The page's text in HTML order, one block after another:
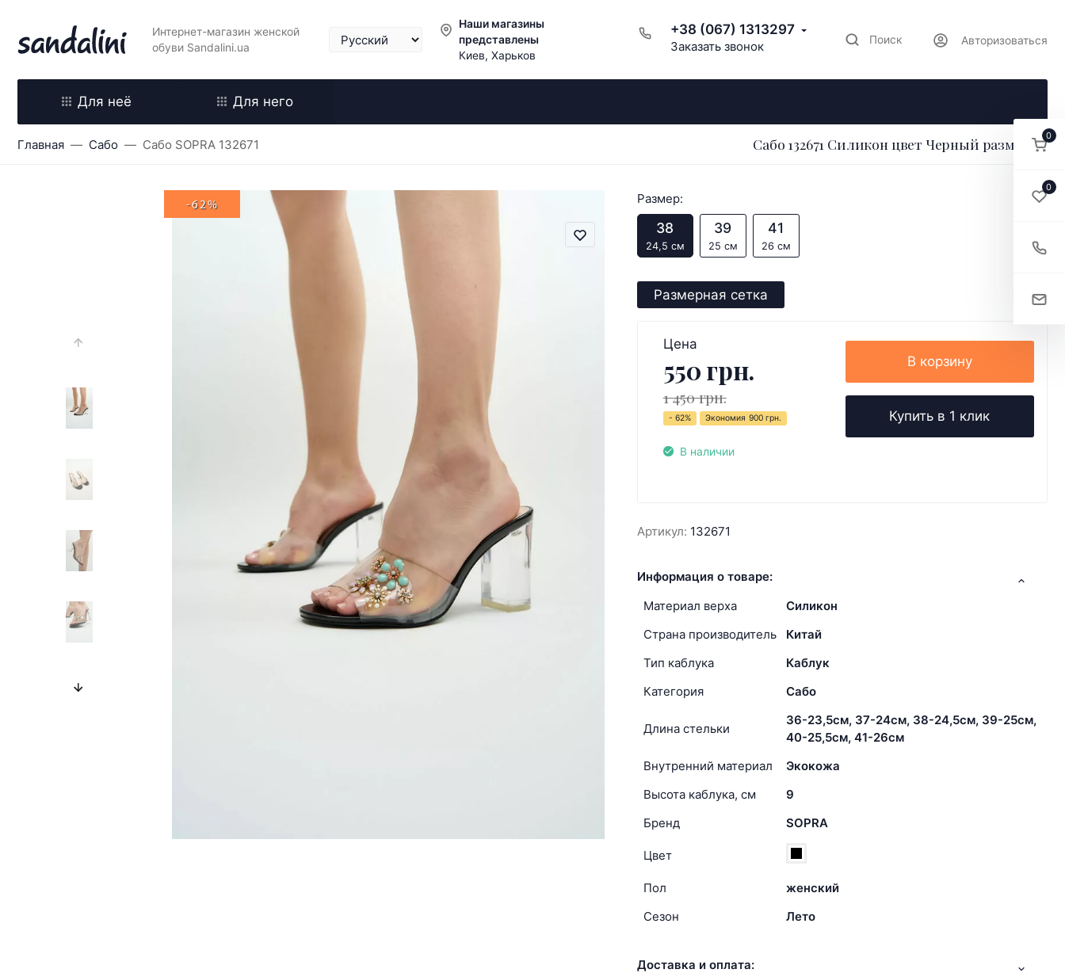
Интернет-магазин женской
обуви Sandalini.ua
Наши магазины
представлены
Киев, Харьков
+38 (067) 1313297
Заказать звонок Поиск Авторизоваться
Для неё Для него
Главная Сабо Сабо SOPRA 132671 Сабо 132671 Силикон цвет Черный размер 38
-62% Размер:
38
24,5 см
39
25 см
41
26 см
Размерная сетка
Цена
550 грн.
1 450 грн.
- 62% Экономия 900 грн.
В наличии
В корзину
Купить в 1 клик
Артикул: 132671
Информация о товаре:
Материал верха
Силикон
Страна производитель
Китай
Тип каблука
Каблук
Категория
Сабо
Длина стельки
36-23,5см, 37-24см, 38-24,5см, 39-25см,
40-25,5см, 41-26см
Внутренний материал
Экокожа
Высота каблука, см
9
Бренд
SOPRA
Цвет
Пол
женский
Сезон
Лето
Доставка и оплата:
0
0